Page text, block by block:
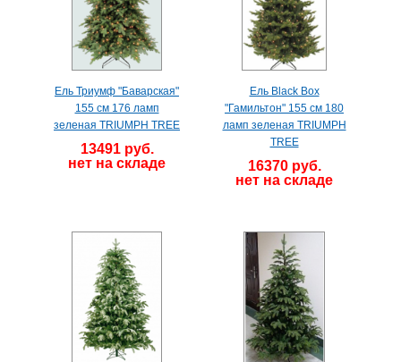
Ель Триумф "Баварская"
155 см 176 ламп
зеленая TRIUMPH TREE
13491 руб.
нет на складе
Ель Black Box
"Гамильтон" 155 см 180
ламп зеленая TRIUMPH
TREE
16370 руб.
нет на складе